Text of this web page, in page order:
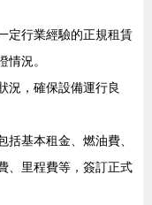
定行業經驗的正規租賃
況。
況，確保設備運行良
括基本租金、燃油費、
、里程費等，簽訂正式